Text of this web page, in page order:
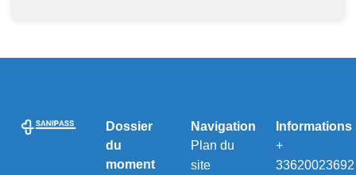
Dossier
du
moment
Navigation
Plan du
site
Informations
+
33620023692